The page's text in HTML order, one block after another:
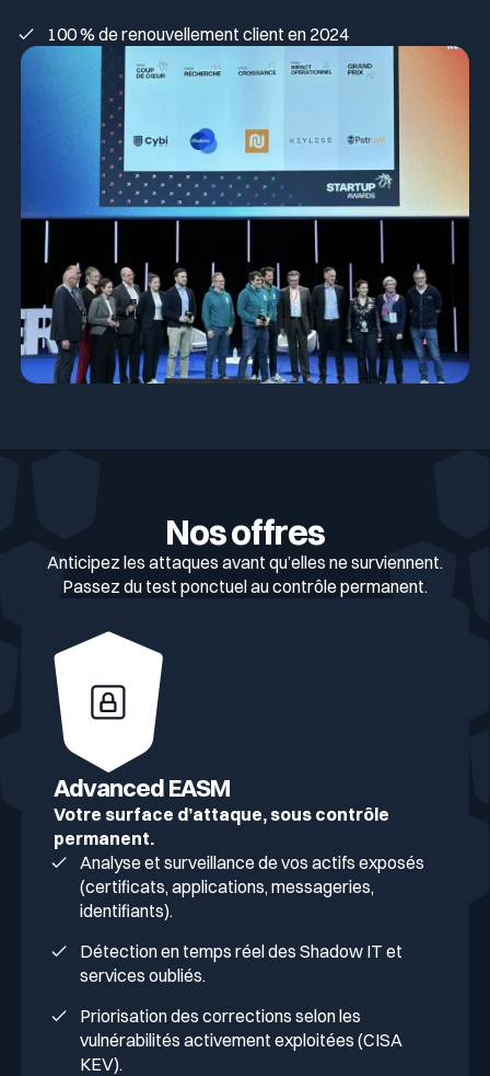
100 % de renouvellement client en 2024
Nos offres
Anticipez les attaques avant qu’elles ne surviennent.
Passez du test ponctuel au contrôle permanent.
Advanced EASM
Votre surface d’attaque, sous contrôle
permanent.
Analyse et surveillance de vos actifs exposés
(certificats, applications, messageries,
identifiants).
Détection en temps réel des Shadow IT et
services oubliés.
Priorisation des corrections selon les
vulnérabilités activement exploitées (CISA
KEV).